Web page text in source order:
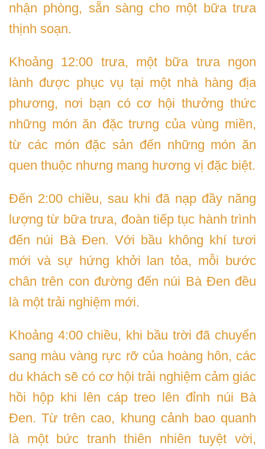
nhận phòng, sẵn sàng cho một bữa trưa
thịnh soạn.
Khoảng 12:00 trưa, một bữa trưa ngon
lành được phục vụ tại một nhà hàng địa
phương, nơi bạn có cơ hội thưởng thức
những món ăn đặc trưng của vùng miền,
từ các món đặc sản đến những món ăn
quen thuộc nhưng mang hương vị đặc biệt.
Đến 2:00 chiều, sau khi đã nạp đầy năng
lượng từ bữa trưa, đoàn tiếp tục hành trình
đến núi Bà Đen. Với bầu không khí tươi
mới và sự hứng khởi lan tỏa, mỗi bước
chân trên con đường đến núi Bà Đen đều
là một trải nghiệm mới.
Khoảng 4:00 chiều, khi bầu trời đã chuyển
sang màu vàng rực rỡ của hoàng hôn, các
du khách sẽ có cơ hội trải nghiệm cảm giác
hồi hộp khi lên cáp treo lên đỉnh núi Bà
Đen. Từ trên cao, khung cảnh bao quanh
là một bức tranh thiên nhiên tuyệt vời,